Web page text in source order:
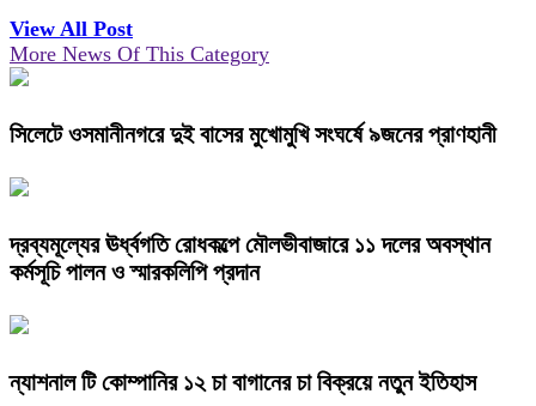
View All Post
More News Of This Category
সিলেটে ওসমানীনগরে দুই বাসের মুখোমুখি সংঘর্ষে ৯জনের প্রাণহানী
দ্রব্যমূল্যের ঊর্ধ্বগতি রোধকল্পে মৌলভীবাজারে ১১ দলের অবস্থান
কর্মসূচি পালন ও স্মারকলিপি প্রদান
ন্যাশনাল টি কোম্পানির ১২ চা বাগানের চা বিক্রয়ে নতুন ইতিহাস